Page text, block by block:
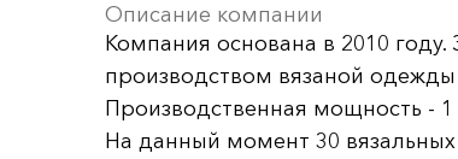
Описание компании
Компания основана в 2010 году.
производством вязаной одежды
Производственная мощность - 1
На данный момент 30